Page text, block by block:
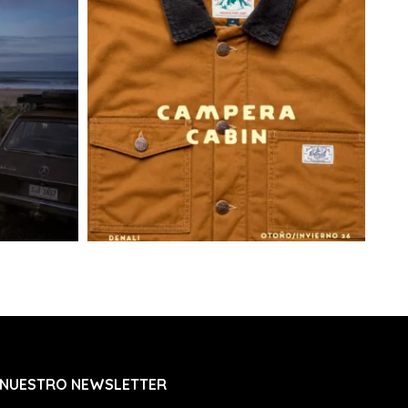
de 08 a 18 hs. No se entregan pedidos los
ser recibida por cualquier persona mayor de
en tu domicilio, presentando su
en tu domicilio para recibir la entrega de tu
dejará una tarjeta de aviso y se
intento de visita el siguiente día hábil.
en el 2do intento no se completa la
volverá a Joaquín Nuñez 2705 Ap. 601 y se
20 días para que puedas retirarlo. Si no
será devuelto a nuestras oficinas y te
coordinar una nueva entrega abonando un
De no realizarse el pago para el nuevo
30 días siguientes, la marca se reserva el
el pedido.
NEWSLETTER